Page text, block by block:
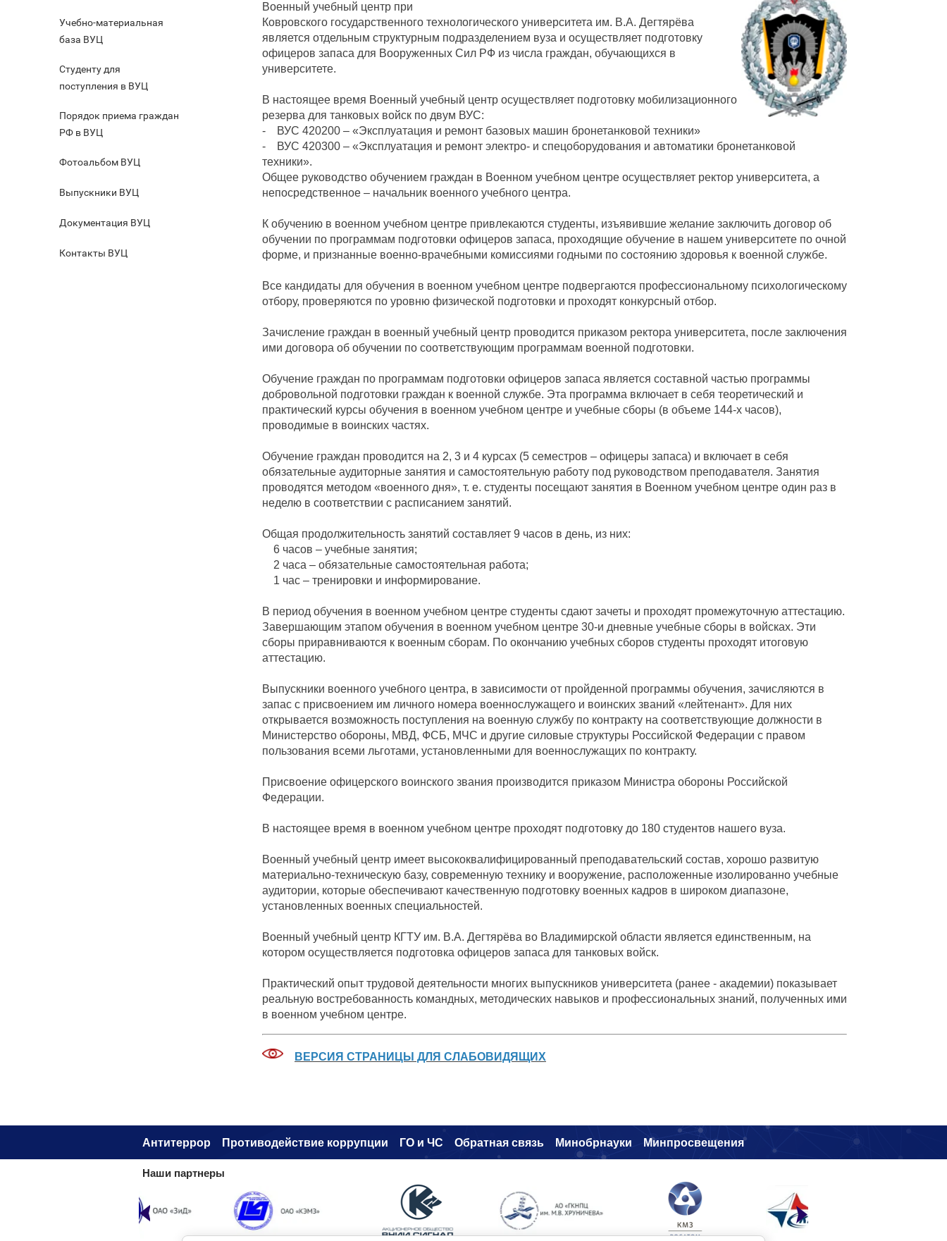
Учебно-материальная
база ВУЦ
Студенту для
поступления в ВУЦ
Порядок приема граждан
РФ в ВУЦ
Фотоальбом ВУЦ
Выпускники ВУЦ
Документация ВУЦ
Контакты ВУЦ
Военный учебный центр при
Ковровского государственного технологического университета им. В.А. Дегтярёва
является отдельным структурным подразделением вуза и осуществляет подготовку
офицеров запаса для Вооруженных Сил РФ из числа граждан, обучающихся в
университете.
В настоящее время Военный учебный центр осуществляет подготовку мобилизационного
резерва для танковых войск по двум ВУС:
- ВУС 420200 – «Эксплуатация и ремонт базовых машин бронетанковой техники»
- ВУС 420300 – «Эксплуатация и ремонт электро- и спецоборудования и автоматики бронетанковой
техники».
Общее руководство обучением граждан в Военном учебном центре осуществляет ректор университета, а
непосредственное – начальник военного учебного центра.
К обучению в военном учебном центре привлекаются студенты, изъявившие желание заключить договор об
обучении по программам подготовки офицеров запаса, проходящие обучение в нашем университете по очной
форме, и признанные военно-врачебными комиссиями годными по состоянию здоровья к военной службе.
Все кандидаты для обучения в военном учебном центре подвергаются профессиональному психологическому
отбору, проверяются по уровню физической подготовки и проходят конкурсный отбор.
Зачисление граждан в военный учебный центр проводится приказом ректора университета, после заключения
ими договора об обучении по соответствующим программам военной подготовки.
Обучение граждан по программам подготовки офицеров запаса является составной частью программы
добровольной подготовки граждан к военной службе. Эта программа включает в себя теоретический и
практический курсы обучения в военном учебном центре и учебные сборы (в объеме 144-х часов),
проводимые в воинских частях.
Обучение граждан проводится на 2, 3 и 4 курсах (5 семестров – офицеры запаса) и включает в себя
обязательные аудиторные занятия и самостоятельную работу под руководством преподавателя. Занятия
проводятся методом «военного дня», т. е. студенты посещают занятия в Военном учебном центре один раз в
неделю в соответствии с расписанием занятий.
Общая продолжительность занятий составляет 9 часов в день, из них:
6 часов – учебные занятия;
2 часа – обязательные самостоятельная работа;
1 час – тренировки и информирование.
В период обучения в военном учебном центре студенты сдают зачеты и проходят промежуточную аттестацию.
Завершающим этапом обучения в военном учебном центре 30-и дневные учебные сборы в войсках. Эти
сборы приравниваются к военным сборам. По окончанию учебных сборов студенты проходят итоговую
аттестацию.
Выпускники военного учебного центра, в зависимости от пройденной программы обучения, зачисляются в
запас с присвоением им личного номера военнослужащего и воинских званий «лейтенант». Для них
открывается возможность поступления на военную службу по контракту на соответствующие должности в
Министерство обороны, МВД, ФСБ, МЧС и другие силовые структуры Российской Федерации с правом
пользования всеми льготами, установленными для военнослужащих по контракту.
Присвоение офицерского воинского звания производится приказом Министра обороны Российской
Федерации.
В настоящее время в военном учебном центре проходят подготовку до 180 студентов нашего вуза.
Военный учебный центр имеет высококвалифицированный преподавательский состав, хорошо развитую
материально-техническую базу, современную технику и вооружение, расположенные изолированно учебные
аудитории, которые обеспечивают качественную подготовку военных кадров в широком диапазоне,
установленных военных специальностей.
Военный учебный центр КГТУ им. В.А. Дегтярёва во Владимирской области является единственным, на
котором осуществляется подготовка офицеров запаса для танковых войск.
Практический опыт трудовой деятельности многих выпускников университета (ранее - академии) показывает
реальную востребованность командных, методических навыков и профессиональных знаний, полученных ими
в военном учебном центре.
ВЕРСИЯ СТРАНИЦЫ ДЛЯ СЛАБОВИДЯЩИХ
Антитеррор Противодействие коррупции ГО и ЧС Обратная связь Минобрнауки Минпросвещения
Наши партнеры